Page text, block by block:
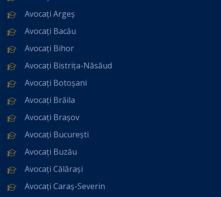
Avocați Argeș
Avocați Bacău
Avocați Bihor
Avocați Bistrița-Năsăud
Avocați Botoșani
Avocați Brăila
Avocați Brașov
Avocați București
Avocați Buzău
Avocați Călărași
Avocați Caraș-Severin